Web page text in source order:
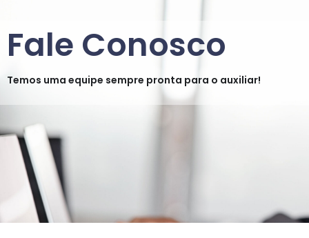
Fale Conosco
Temos uma equipe sempre pronta para o auxiliar!